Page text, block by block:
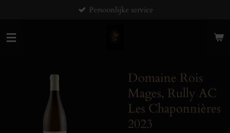
naar
de
Persoonlijke service
Domaine Rois
Mages, Rully AC
Les Chaponnières
2023